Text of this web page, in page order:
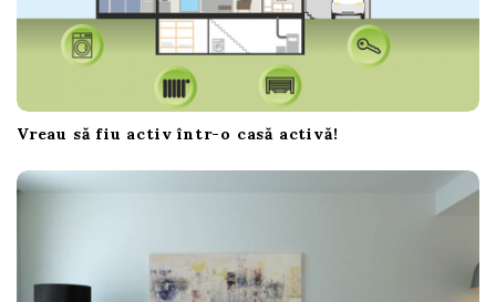
Vreau să fiu activ într-o casă activă!